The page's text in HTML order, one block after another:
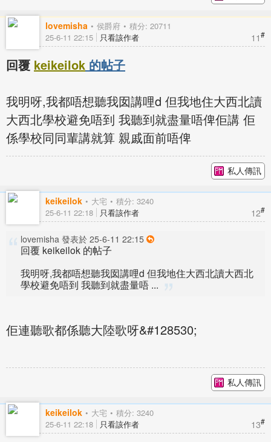
lovemisha 侯爵府 積分: 20711
11#
25-6-11 22:15 只看該作者
回覆 keikeilok 的帖子
我明呀,我都唔想聽我囡講哩d 但我地住大西北讀
大西北學校避免唔到 我聽到就盡量唔俾佢講 佢
係學校同同輩講就算 親戚面前唔俾
私人傳訊
keikeilok 大宅 積分: 3240
12#
25-6-11 22:18 只看該作者
lovemisha 發表於 25-6-11 22:15
回覆 keikeilok 的帖子
我明呀,我都唔想聽我囡講哩d 但我地住大西北讀大西北
學校避免唔到 我聽到就盡量唔 ...
佢連聽歌都係聽大陸歌呀&#128530;
私人傳訊
keikeilok 大宅 積分: 3240
13#
25-6-11 22:18 只看該作者